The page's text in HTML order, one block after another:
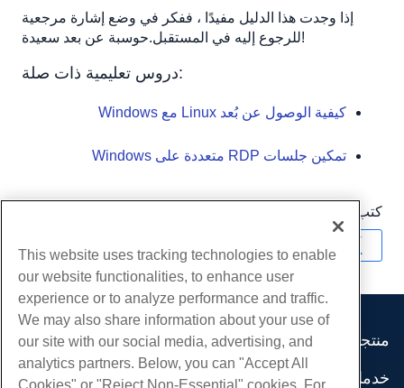
إذا وجدت هذا الدليل مفيدًا ، ففكر في وضع إشارة مرجعية
للرجوع إليه في المستقبل.حوسبة عن بعد سعيدة!
دروس تعليمية ذات صلة:
كيفية الوصول عن بُعد Linux مع Windows
تمكين جلسات RDP متعددة على Windows
كتب بواسطة
منتجات
استضافة الموقع
خدمات
This website uses tracking technologies to enable
our website functionalities, to enhance user
experience or to analyze performance and traffic.
We may also share information about your use of
our site with our social media, advertising, and
analytics partners. Below, you can "Accept All